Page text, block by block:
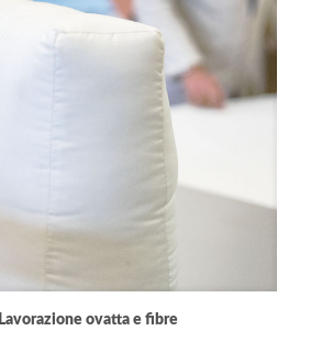
Lavorazione ovatta e fibre